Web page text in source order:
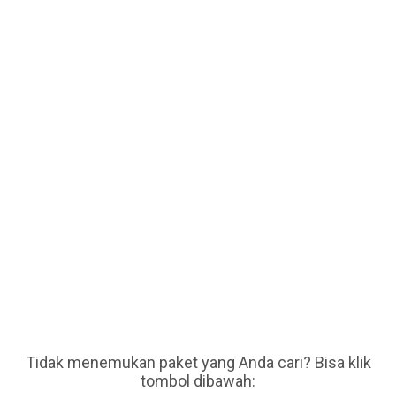
Tidak menemukan paket yang Anda cari? Bisa klik
tombol dibawah: